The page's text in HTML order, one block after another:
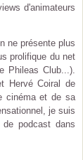
d'animateurs
ne présente plus
prolifique du net
Phileas Club...).
Hervé Coiral de
cinéma et de sa
je suis
podcast dans